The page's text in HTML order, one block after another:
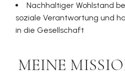
Nachhaltiger Wohlstand
soziale Verantwortung und
in die Gesellschaft
MEINE